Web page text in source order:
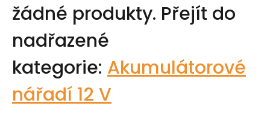
žádné produkty. Přejít do
nadřazené
kategorie: Akumulátorové
nářadí 12 V